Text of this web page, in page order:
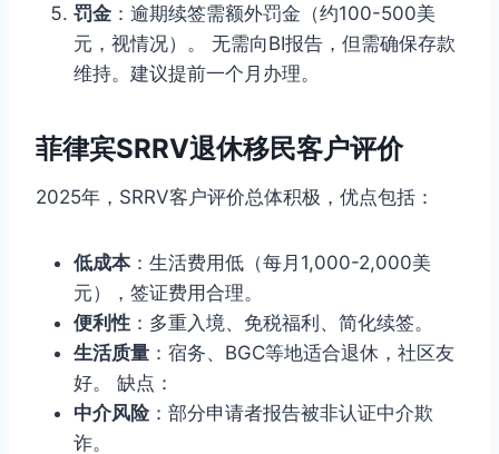
罚金 ：逾期续签需额外罚金（约100-500美
元，视情况）。 无需向BI报告，但需确保存款
维持。建议提前一个月办理。
菲律宾SRRV退休移民客户评价
2025年，SRRV客户评价总体积极，优点包括：
低成本：生活费用低（每月1,000-2,000美
元），签证费用合理。
便利性 ：多重入境、免税福利、简化续签。
生活质量 ：宿务、BGC等地适合退休，社区友
好。 缺点：
中介风险：部分申请者报告被非认证中介欺
诈。